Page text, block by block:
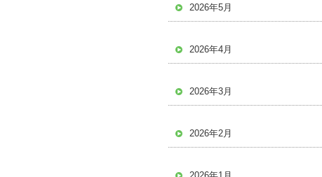
2026年5月
2026年4月
2026年3月
2026年2月